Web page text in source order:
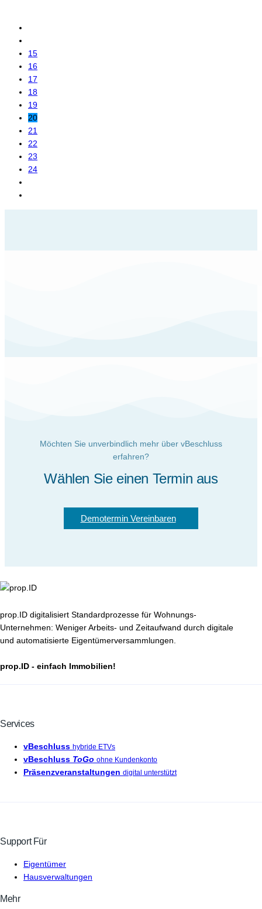
15
16
17
18
19
20
21
22
23
24
Möchten Sie unverbindlich mehr über vBeschluss
erfahren?
Wählen Sie einen Termin aus
Demotermin Vereinbaren
prop.ID digitalisiert Standardprozesse für Wohnungs-
Unternehmen: Weniger Arbeits- und Zeitaufwand durch digitale
und automatisierte Eigentümerversammlungen.
prop.ID - einfach Immobilien!
Services
vBeschluss hybride ETVs
vBeschluss ToGo ohne Kundenkonto
Präsenzveranstaltungen digital unterstützt
Support Für
Eigentümer
Hausverwaltungen
Mehr